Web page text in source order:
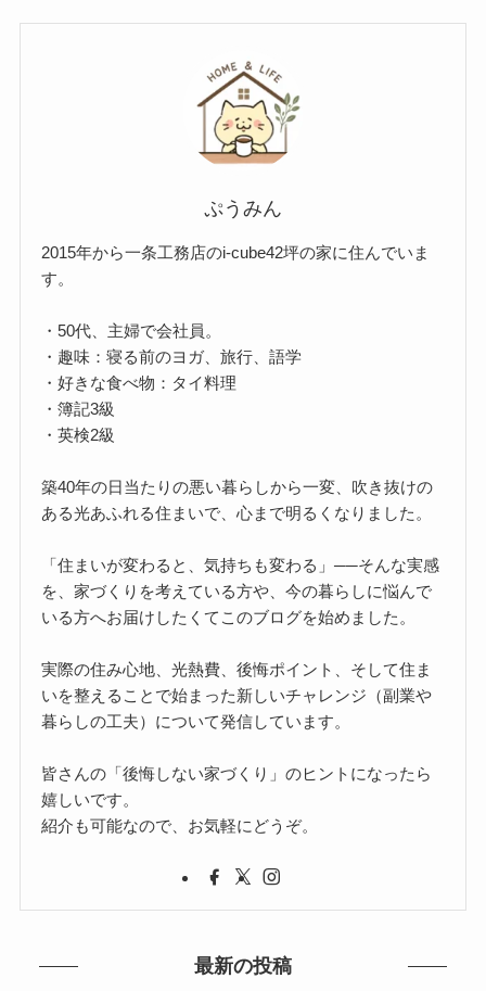
ぷうみん
2015年から一条工務店のi-cube42坪の家に住んでいま
す。
・50代、主婦で会社員。
・趣味：寝る前のヨガ、旅行、語学
・好きな食べ物：タイ料理
・簿記3級
・英検2級
築40年の日当たりの悪い暮らしから一変、吹き抜けの
ある光あふれる住まいで、心まで明るくなりました。
「住まいが変わると、気持ちも変わる」──そんな実感
を、家づくりを考えている方や、今の暮らしに悩んで
いる方へお届けしたくてこのブログを始めました。
実際の住み心地、光熱費、後悔ポイント、そして住ま
いを整えることで始まった新しいチャレンジ（副業や
暮らしの工夫）について発信しています。
皆さんの「後悔しない家づくり」のヒントになったら
嬉しいです。
紹介も可能なので、お気軽にどうぞ。
最新の投稿